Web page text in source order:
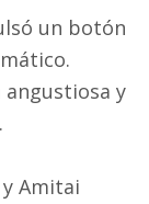
un botón
angustiosa y
y Amitai